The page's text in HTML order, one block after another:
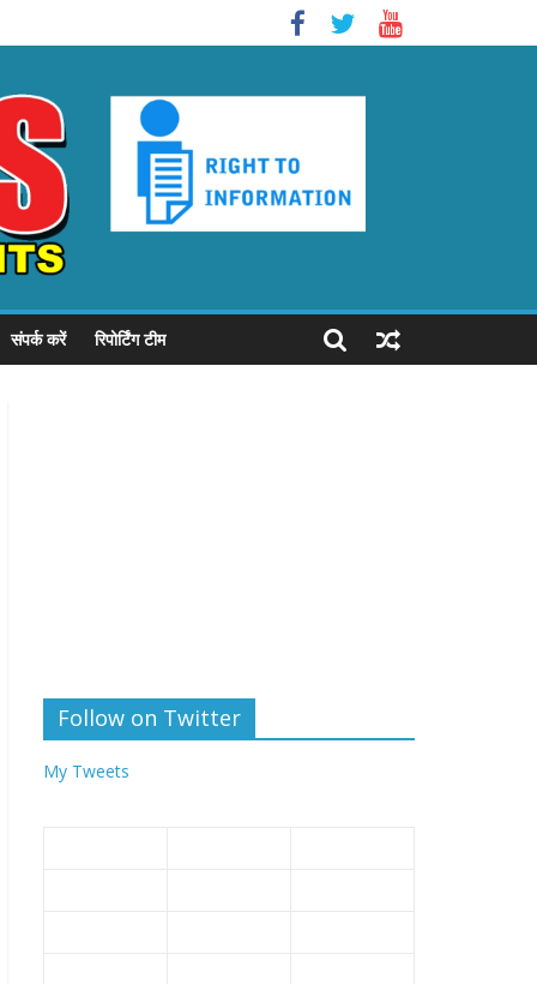
संपर्क करें रिपोर्टिंग टीम
Follow on Twitter
My Tweets